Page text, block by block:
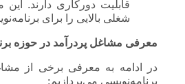
قابلیت دورکاری دارند.
شغلی بالایی را برای
معرفی مشاغل پردرآمد در حوزه
در ادامه به معرفی برخی از
برنامه‌نویسی می‌پردازیم: